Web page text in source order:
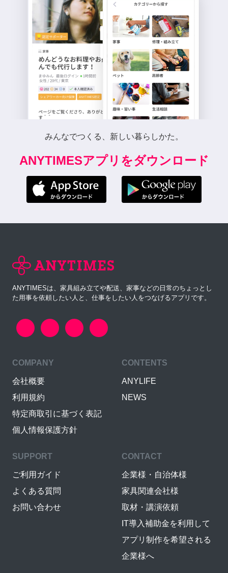
みんなでつくる、新しい暮らしかた。
ANYTIMESアプリをダウンロード
ANYTIMESは、家具組み立てや配送、家事などの日常のちょっとし
た用事を依頼したい人と、仕事をしたい人をつなげるアプリです。
COMPANY
会社概要
利用規約
特定商取引に基づく表記
個人情報保護方針
CONTENTS
ANYLIFE
NEWS
SUPPORT
ご利用ガイド
よくある質問
お問い合わせ
CONTACT
企業様・自治体様
家具関連会社様
取材・講演依頼
IT導入補助金を利用して
アプリ制作を希望される
企業様へ